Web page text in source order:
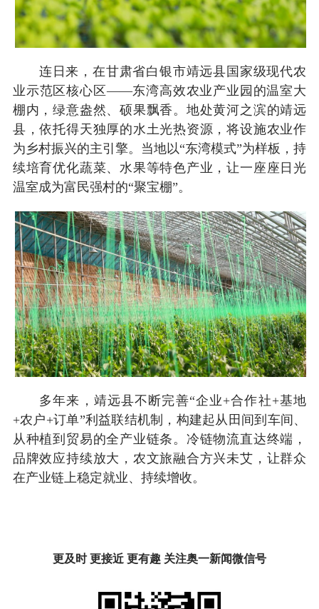
连日来，在甘肃省白银市靖远县国家级现代农
业示范区核心区——东湾高效农业产业园的温室大
棚内，绿意盎然、硕果飘香。地处黄河之滨的靖远
县，依托得天独厚的水土光热资源，将设施农业作
为乡村振兴的主引擎。当地以“东湾模式”为样板，持
续培育优化蔬菜、水果等特色产业，让一座座日光
温室成为富民强村的“聚宝棚”。
多年来，靖远县不断完善“企业+合作社+基地
+农户+订单”利益联结机制，构建起从田间到车间、
从种植到贸易的全产业链条。冷链物流直达终端，
品牌效应持续放大，农文旅融合方兴未艾，让群众
在产业链上稳定就业、持续增收。
更及时 更接近 更有趣 关注奥一新闻微信号